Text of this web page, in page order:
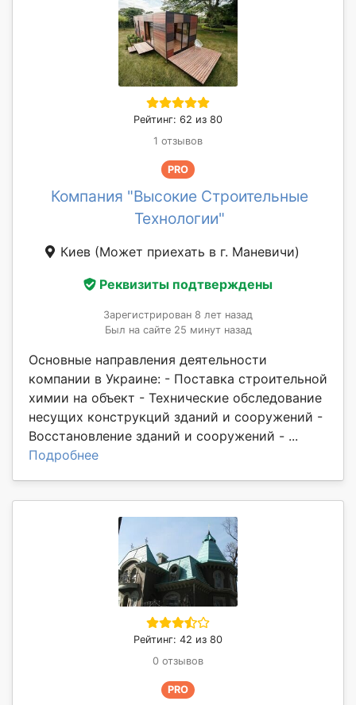
Рейтинг: 62 из 80
1 отзывов
PRO
Компания "Высокие Строительные
Технологии"
Киев (Может приехать в г. Маневичи)
Реквизиты подтверждены
Зарегистрирован 8 лет назад
Был на сайте 25 минут назад
Основные направления деятельности
компании в Украине: - Поставка строительной
химии на объект - Технические обследование
несущих конструкций зданий и сооружений -
Восстановление зданий и сооружений - ...
Подробнее
Рейтинг: 42 из 80
0 отзывов
PRO